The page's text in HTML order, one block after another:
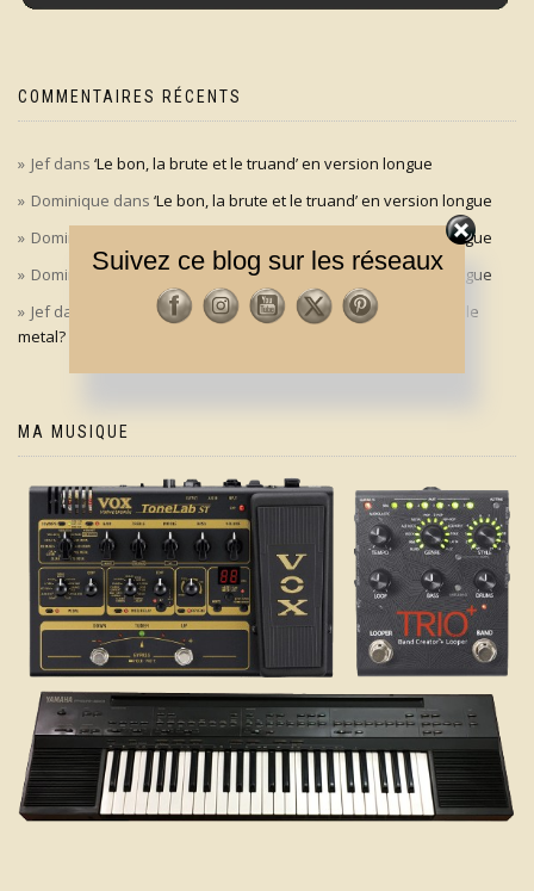
COMMENTAIRES RÉCENTS
Jefdans ‘Le bon, la brute et le truand’ en version longue
Dominique dans ‘Le bon, la brute et le truand’ en version longue
Dominique
‘Le bon, la brute et le truand’ en version longue
Dominiquedans‘Le bon, la brute et le truand’ en version longue
Jefdans
Aldo Maccione à l’origine du signe des cornes dans le
metal?
MA MUSIQUE
Suivez ce blog sur les réseaux